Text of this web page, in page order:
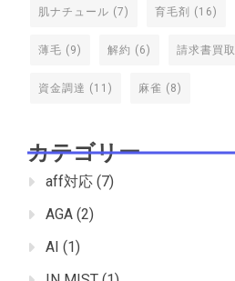
肌ナチュール (7) 育毛剤 (16)
薄毛 (9) 解約 (6) 請求書買取
資金調達 (11) 麻雀 (8)
カテゴリー
aff対応 (7)
AGA (2)
AI (1)